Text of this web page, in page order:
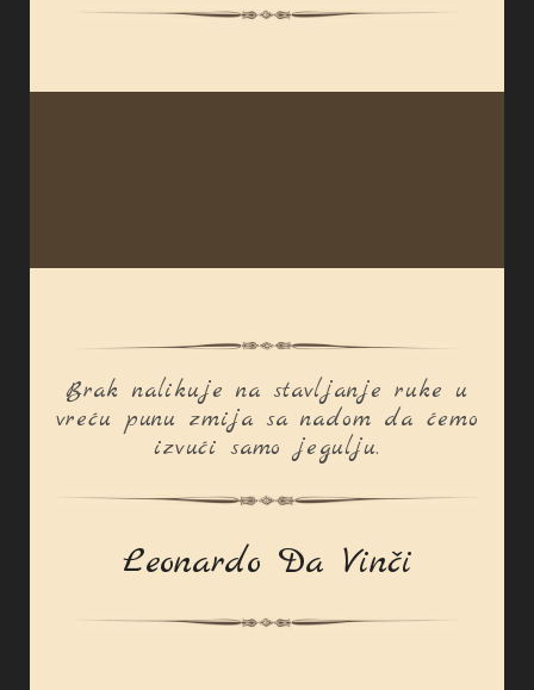
Brak nalikuje na stavljanje ruke u
vreću punu zmija sa nadom da ćemo
izvući samo jegulju.
Leonardo Da Vinči